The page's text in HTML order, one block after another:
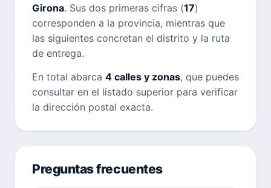
Girona. Sus dos primeras cifras (17)
corresponden a la provincia, mientras que
las siguientes concretan el distrito y la ruta
de entrega.
En total abarca 4 calles y zonas, que puedes
consultar en el listado superior para verificar
la dirección postal exacta.
Preguntas frecuentes